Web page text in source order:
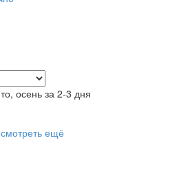
осень за 2-3 дня
ещё